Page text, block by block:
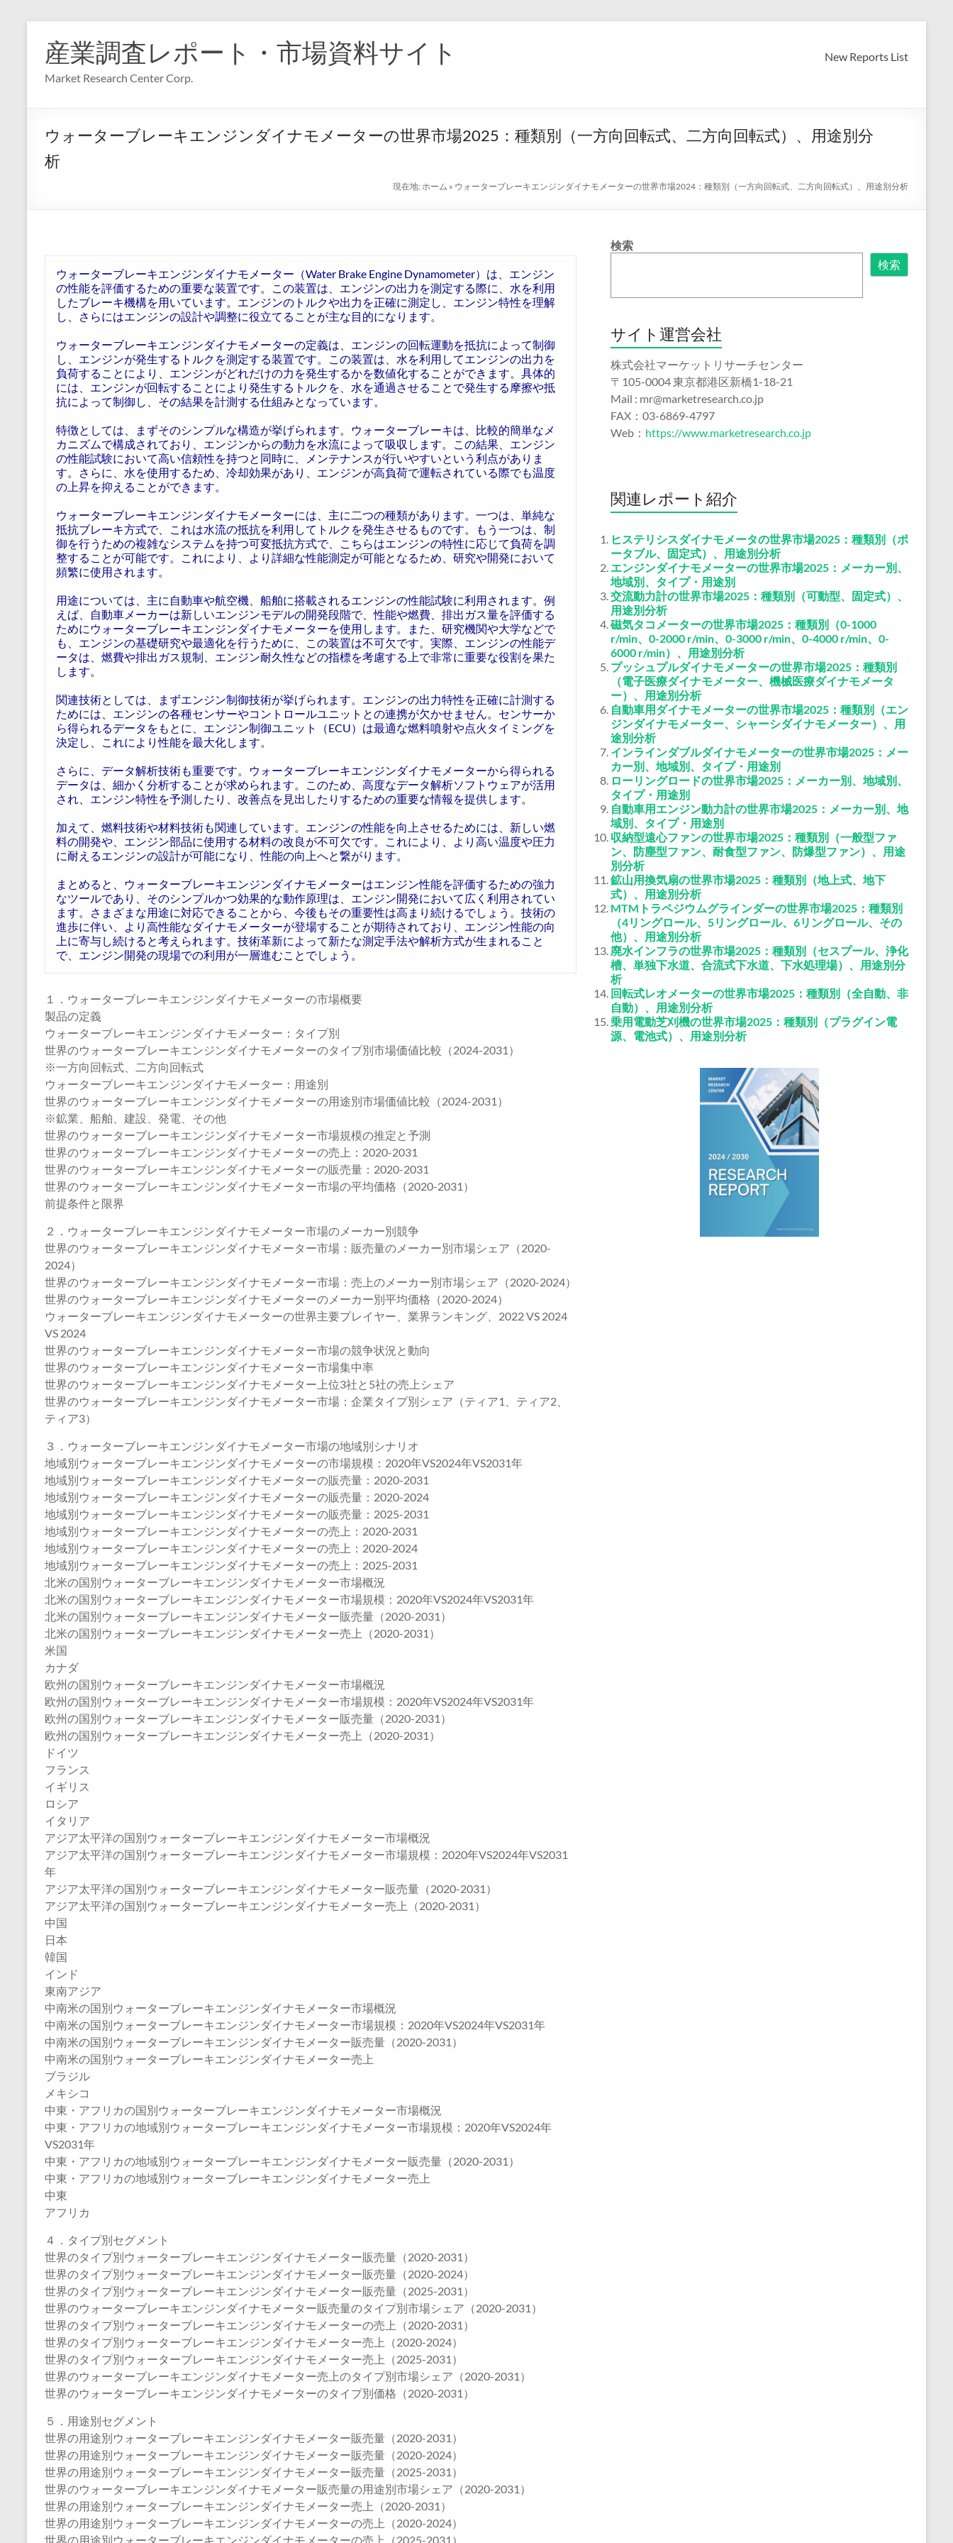
産業調査レポート・市場資料サイト
Market Research Center Corp.
New Reports List
ウォーターブレーキエンジンダイナモメーターの世界市場2025：種類別（一方向回転式、二方向回転式）、用途別分
析
現在地: ホーム » ウォーターブレーキエンジンダイナモメーターの世界市場2024：種類別（一方向回転式、二方向回転式）、用途別分析
ウォーターブレーキエンジンダイナモメーター（Water Brake Engine Dynamometer）は、エンジン
の性能を評価するための重要な装置です。この装置は、エンジンの出力を測定する際に、水を利用
したブレーキ機構を用いています。エンジンのトルクや出力を正確に測定し、エンジン特性を理解
し、さらにはエンジンの設計や調整に役立てることが主な目的になります。
ウォーターブレーキエンジンダイナモメーターの定義は、エンジンの回転運動を抵抗によって制御
し、エンジンが発生するトルクを測定する装置です。この装置は、水を利用してエンジンの出力を
負荷することにより、エンジンがどれだけの力を発生するかを数値化することができます。具体的
には、エンジンが回転することにより発生するトルクを、水を通過させることで発生する摩擦や抵
抗によって制御し、その結果を計測する仕組みとなっています。
特徴としては、まずそのシンプルな構造が挙げられます。ウォーターブレーキは、比較的簡単なメ
カニズムで構成されており、エンジンからの動力を水流によって吸収します。この結果、エンジン
の性能試験において高い信頼性を持つと同時に、メンテナンスが行いやすいという利点がありま
す。さらに、水を使用するため、冷却効果があり、エンジンが高負荷で運転されている際でも温度
の上昇を抑えることができます。
ウォーターブレーキエンジンダイナモメーターには、主に二つの種類があります。一つは、単純な
抵抗ブレーキ方式で、これは水流の抵抗を利用してトルクを発生させるものです。もう一つは、制
御を行うための複雑なシステムを持つ可変抵抗方式で、こちらはエンジンの特性に応じて負荷を調
整することが可能です。これにより、より詳細な性能測定が可能となるため、研究や開発において
頻繁に使用されます。
用途については、主に自動車や航空機、船舶に搭載されるエンジンの性能試験に利用されます。例
えば、自動車メーカーは新しいエンジンモデルの開発段階で、性能や燃費、排出ガス量を評価する
ためにウォーターブレーキエンジンダイナモメーターを使用します。また、研究機関や大学などで
も、エンジンの基礎研究や最適化を行うために、この装置は不可欠です。実際、エンジンの性能デ
ータは、燃費や排出ガス規制、エンジン耐久性などの指標を考慮する上で非常に重要な役割を果た
します。
関連技術としては、まずエンジン制御技術が挙げられます。エンジンの出力特性を正確に計測する
ためには、エンジンの各種センサーやコントロールユニットとの連携が欠かせません。センサーか
ら得られるデータをもとに、エンジン制御ユニット（ECU）は最適な燃料噴射や点火タイミングを
決定し、これにより性能を最大化します。
さらに、データ解析技術も重要です。ウォーターブレーキエンジンダイナモメーターから得られる
データは、細かく分析することが求められます。このため、高度なデータ解析ソフトウェアが活用
され、エンジン特性を予測したり、改善点を見出したりするための重要な情報を提供します。
加えて、燃料技術や材料技術も関連しています。エンジンの性能を向上させるためには、新しい燃
料の開発や、エンジン部品に使用する材料の改良が不可欠です。これにより、より高い温度や圧力
に耐えるエンジンの設計が可能になり、性能の向上へと繋がります。
まとめると、ウォーターブレーキエンジンダイナモメーターはエンジン性能を評価するための強力
なツールであり、そのシンプルかつ効果的な動作原理は、エンジン開発において広く利用されてい
ます。さまざまな用途に対応できることから、今後もその重要性は高まり続けるでしょう。技術の
進歩に伴い、より高性能なダイナモメーターが登場することが期待されており、エンジン性能の向
上に寄与し続けると考えられます。技術革新によって新たな測定手法や解析方式が生まれること
で、エンジン開発の現場での利用が一層進むことでしょう。
１．ウォーターブレーキエンジンダイナモメーターの市場概要
製品の定義
ウォーターブレーキエンジンダイナモメーター：タイプ別
世界のウォーターブレーキエンジンダイナモメーターのタイプ別市場価値比較（2024-2031）
※一方向回転式、二方向回転式
ウォーターブレーキエンジンダイナモメーター：用途別
世界のウォーターブレーキエンジンダイナモメーターの用途別市場価値比較（2024-2031）
※鉱業、船舶、建設、発電、その他
世界のウォーターブレーキエンジンダイナモメーター市場規模の推定と予測
世界のウォーターブレーキエンジンダイナモメーターの売上：2020-2031
世界のウォーターブレーキエンジンダイナモメーターの販売量：2020-2031
世界のウォーターブレーキエンジンダイナモメーター市場の平均価格（2020-2031）
前提条件と限界
２．ウォーターブレーキエンジンダイナモメーター市場のメーカー別競争
世界のウォーターブレーキエンジンダイナモメーター市場：販売量のメーカー別市場シェア（2020-
2024）
世界のウォーターブレーキエンジンダイナモメーター市場：売上のメーカー別市場シェア（2020-2024）
世界のウォーターブレーキエンジンダイナモメーターのメーカー別平均価格（2020-2024）
ウォーターブレーキエンジンダイナモメーターの世界主要プレイヤー、業界ランキング、2022 VS 2024
VS 2024
世界のウォーターブレーキエンジンダイナモメーター市場の競争状況と動向
世界のウォーターブレーキエンジンダイナモメーター市場集中率
世界のウォーターブレーキエンジンダイナモメーター上位3社と5社の売上シェア
世界のウォーターブレーキエンジンダイナモメーター市場：企業タイプ別シェア（ティア1、ティア2、
ティア3）
３．ウォーターブレーキエンジンダイナモメーター市場の地域別シナリオ
地域別ウォーターブレーキエンジンダイナモメーターの市場規模：2020年VS2024年VS2031年
地域別ウォーターブレーキエンジンダイナモメーターの販売量：2020-2031
地域別ウォーターブレーキエンジンダイナモメーターの販売量：2020-2024
地域別ウォーターブレーキエンジンダイナモメーターの販売量：2025-2031
地域別ウォーターブレーキエンジンダイナモメーターの売上：2020-2031
地域別ウォーターブレーキエンジンダイナモメーターの売上：2020-2024
地域別ウォーターブレーキエンジンダイナモメーターの売上：2025-2031
北米の国別ウォーターブレーキエンジンダイナモメーター市場概況
北米の国別ウォーターブレーキエンジンダイナモメーター市場規模：2020年VS2024年VS2031年
北米の国別ウォーターブレーキエンジンダイナモメーター販売量（2020-2031）
北米の国別ウォーターブレーキエンジンダイナモメーター売上（2020-2031）
米国
カナダ
欧州の国別ウォーターブレーキエンジンダイナモメーター市場概況
欧州の国別ウォーターブレーキエンジンダイナモメーター市場規模：2020年VS2024年VS2031年
欧州の国別ウォーターブレーキエンジンダイナモメーター販売量（2020-2031）
欧州の国別ウォーターブレーキエンジンダイナモメーター売上（2020-2031）
ドイツ
フランス
イギリス
ロシア
イタリア
アジア太平洋の国別ウォーターブレーキエンジンダイナモメーター市場概況
アジア太平洋の国別ウォーターブレーキエンジンダイナモメーター市場規模：2020年VS2024年VS2031
年
アジア太平洋の国別ウォーターブレーキエンジンダイナモメーター販売量（2020-2031）
アジア太平洋の国別ウォーターブレーキエンジンダイナモメーター売上（2020-2031）
中国
日本
韓国
インド
東南アジア
中南米の国別ウォーターブレーキエンジンダイナモメーター市場概況
中南米の国別ウォーターブレーキエンジンダイナモメーター市場規模：2020年VS2024年VS2031年
中南米の国別ウォーターブレーキエンジンダイナモメーター販売量（2020-2031）
中南米の国別ウォーターブレーキエンジンダイナモメーター売上
ブラジル
メキシコ
中東・アフリカの国別ウォーターブレーキエンジンダイナモメーター市場概況
中東・アフリカの地域別ウォーターブレーキエンジンダイナモメーター市場規模：2020年VS2024年
VS2031年
中東・アフリカの地域別ウォーターブレーキエンジンダイナモメーター販売量（2020-2031）
中東・アフリカの地域別ウォーターブレーキエンジンダイナモメーター売上
中東
アフリカ
４．タイプ別セグメント
世界のタイプ別ウォーターブレーキエンジンダイナモメーター販売量（2020-2031）
世界のタイプ別ウォーターブレーキエンジンダイナモメーター販売量（2020-2024）
世界のタイプ別ウォーターブレーキエンジンダイナモメーター販売量（2025-2031）
世界のウォーターブレーキエンジンダイナモメーター販売量のタイプ別市場シェア（2020-2031）
世界のタイプ別ウォーターブレーキエンジンダイナモメーターの売上（2020-2031）
世界のタイプ別ウォーターブレーキエンジンダイナモメーター売上（2020-2024）
世界のタイプ別ウォーターブレーキエンジンダイナモメーター売上（2025-2031）
世界のウォーターブレーキエンジンダイナモメーター売上のタイプ別市場シェア（2020-2031）
世界のウォーターブレーキエンジンダイナモメーターのタイプ別価格（2020-2031）
５．用途別セグメント
世界の用途別ウォーターブレーキエンジンダイナモメーター販売量（2020-2031）
世界の用途別ウォーターブレーキエンジンダイナモメーター販売量（2020-2024）
世界の用途別ウォーターブレーキエンジンダイナモメーター販売量（2025-2031）
世界のウォーターブレーキエンジンダイナモメーター販売量の用途別市場シェア（2020-2031）
世界の用途別ウォーターブレーキエンジンダイナモメーター売上（2020-2031）
世界の用途別ウォーターブレーキエンジンダイナモメーターの売上（2020-2024）
世界の用途別ウォーターブレーキエンジンダイナモメーターの売上（2025-2031）
検索
検索
サイト運営会社
株式会社マーケットリサーチセンター
〒105-0004 東京都港区新橋1-18-21
Mail : mr@marketresearch.co.jp
FAX：03-6869-4797
Web： https://www.marketresearch.co.jp
関連レポート紹介
ヒステリシスダイナモメータの世界市場2025：種類別（ポ
ータブル、固定式）、用途別分析
エンジンダイナモメーターの世界市場2025：メーカー別、
地域別、タイプ・用途別
交流動力計の世界市場2025：種類別（可動型、固定式）、
用途別分析
磁気タコメーターの世界市場2025：種類別（0-1000
r/min、0-2000 r/min、0-3000 r/min、0-4000 r/min、0-
6000 r/min）、用途別分析
プッシュプルダイナモメーターの世界市場2025：種類別
（電子医療ダイナモメーター、機械医療ダイナモメータ
ー）、用途別分析
自動車用ダイナモメーターの世界市場2025：種類別（エン
ジンダイナモメーター、シャーシダイナモメーター）、用
途別分析
インラインダブルダイナモメーターの世界市場2025：メー
カー別、地域別、タイプ・用途別
ローリングロードの世界市場2025：メーカー別、地域別、
タイプ・用途別
自動車用エンジン動力計の世界市場2025：メーカー別、地
域別、タイプ・用途別
収納型遠心ファンの世界市場2025：種類別（一般型ファ
ン、防塵型ファン、耐食型ファン、防爆型ファン）、用途
別分析
鉱山用換気扇の世界市場2025：種類別（地上式、地下
式）、用途別分析
MTMトラペジウムグラインダーの世界市場2025：種類別
（4リングロール、5リングロール、6リングロール、その
他）、用途別分析
廃水インフラの世界市場2025：種類別（セスプール、浄化
槽、単独下水道、合流式下水道、下水処理場）、用途別分
析
回転式レオメーターの世界市場2025：種類別（全自動、非
自動）、用途別分析
乗用電動芝刈機の世界市場2025：種類別（プラグイン電
源、電池式）、用途別分析